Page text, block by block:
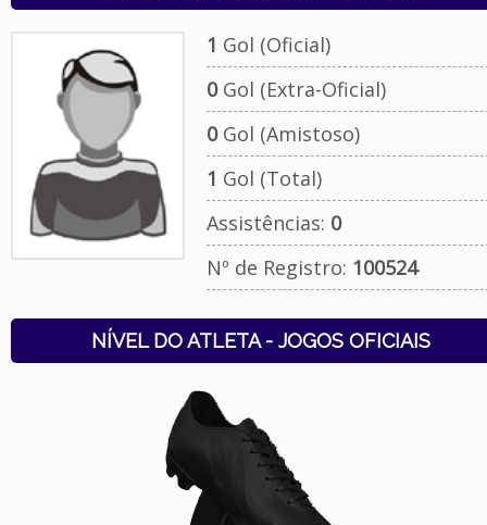
1 Gol (Oficial)
0Gol (Extra-Oficial)
0Gol (Amistoso)
1 Gol (Total)
Assistências: 0
Nº de Registro: 100524
NÍVEL DO ATLETA - JOGOS OFICIAIS